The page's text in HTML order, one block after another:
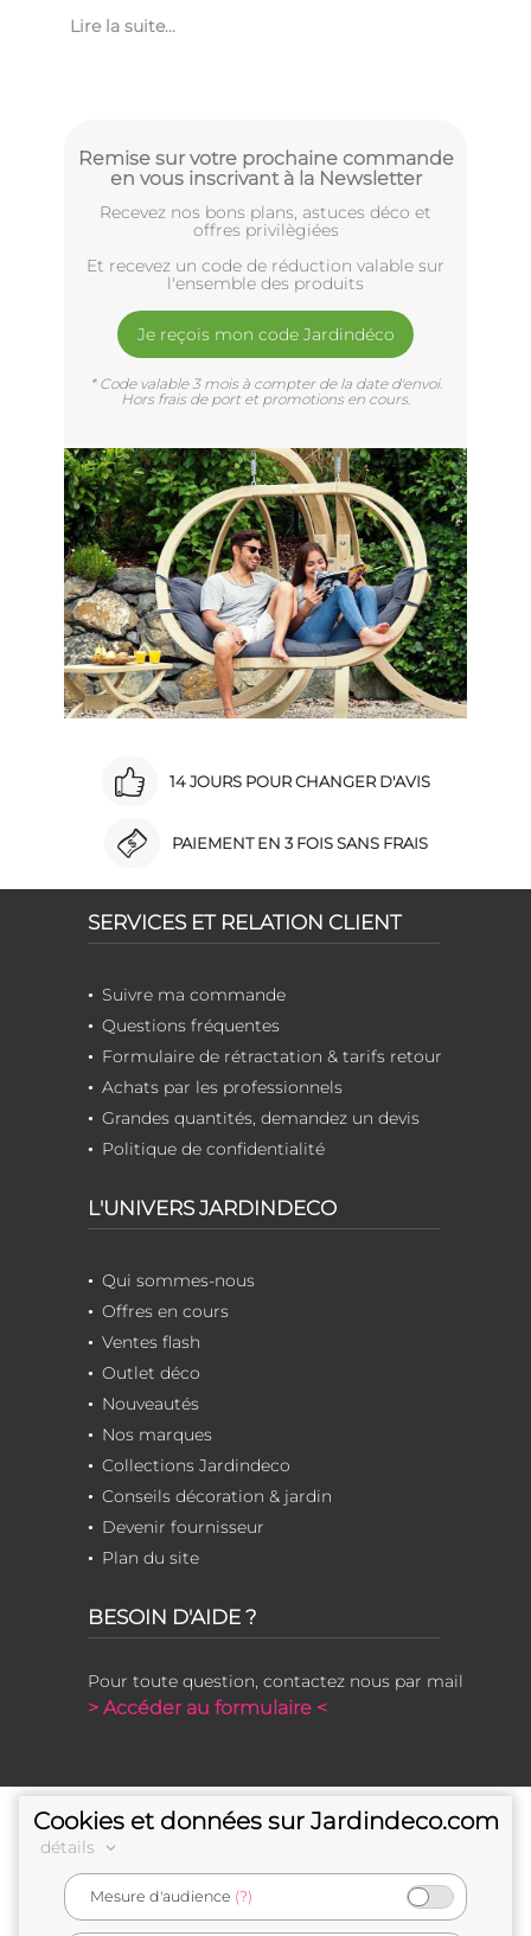
Lire la suite...
Remise sur votre prochaine commande
en vous inscrivant à la Newsletter
Recevez nos bons plans, astuces déco et
offres privilègiées
Et recevez un code de réduction valable sur
l'ensemble des produits
Je reçois mon code Jardindéco
* Code valable 3 mois à compter de la date d'envoi.
Hors frais de port et promotions en cours.
14 JOURS POUR CHANGER D'AVIS
PAIEMENT EN 3 FOIS SANS FRAIS
SERVICES ET RELATION CLIENT
Suivre ma commande
Questions fréquentes
Formulaire de rétractation & tarifs retour
Achats par les professionnels
Grandes quantités, demandez un devis
Politique de confidentialité
L'UNIVERS JARDINDECO
Qui sommes-nous
Offres en cours
Ventes flash
Outlet déco
Nouveautés
Nos marques
Collections Jardindeco
Conseils décoration & jardin
Devenir fournisseur
Plan du site
BESOIN D'AIDE ?
Pour toute question, contactez nous par mail
> Accéder au formulaire <
Cookies et données sur Jardindeco.com
détails
Mesure d'audience (?)